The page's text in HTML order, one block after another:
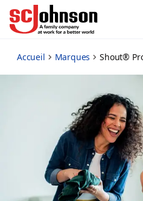
Accueil Marques Shout®